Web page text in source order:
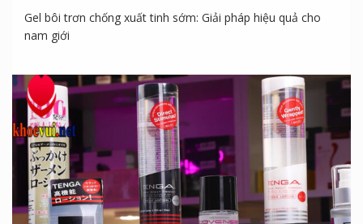
Gel bôi trơn chống xuất tinh sớm: Giải pháp hiệu quả cho
nam giới